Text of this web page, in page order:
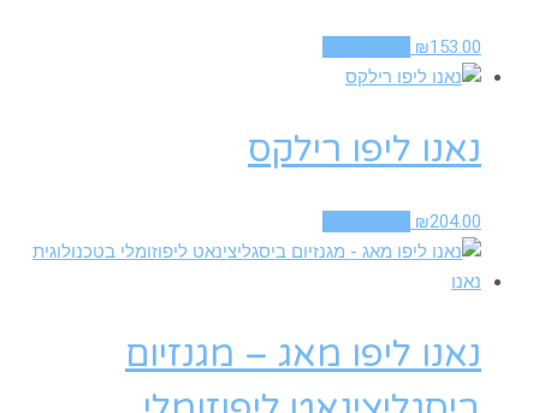
₪153.00
נאנו ליפו רילקס
₪204.00
נאנו ליפו מאג – מגנזיום